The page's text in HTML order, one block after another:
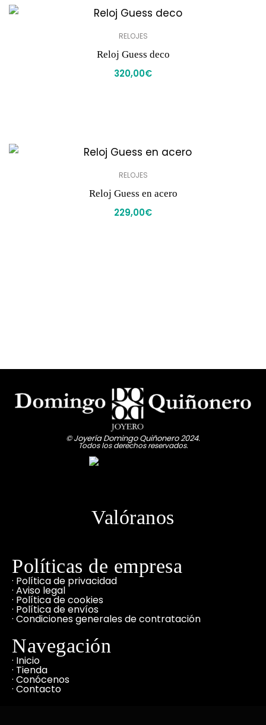
RELOJES
Reloj Guess deco
320,00€
RELOJES
Reloj Guess en acero
229,00€
© Joyería Domingo Quiñonero 2024.
Todos los derechos reservados.
Valóranos
Políticas de empresa
· Política de privacidad
· Aviso legal
· Política de cookies
· Política de envíos
· Condiciones generales de contratación
Navegación
· Inicio
· Tienda
· Conócenos
· Contacto